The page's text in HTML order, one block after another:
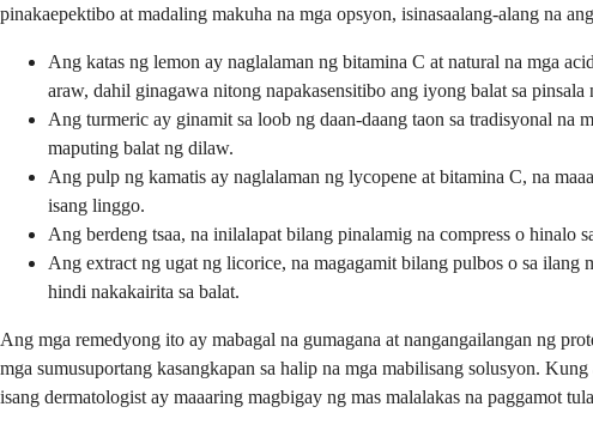
pinakaepektibo at madaling makuha na mga opsyon, isinasaalang-alang na
Ang katas ng lemon ay naglalaman ng bitamina C at natural na mga
araw, dahil ginagawa nitong napakasensitibo ang iyong balat sa pinsala
Ang turmeric ay ginamit sa loob ng daan-daang taon sa tradisyonal na
maputing balat ng dilaw.
Ang pulp ng kamatis ay naglalaman ng lycopene at bitamina C, na
isang linggo.
Ang berdeng tsaa, na inilalapat bilang pinalamig na compress o hinalo
Ang extract ng ugat ng licorice, na magagamit bilang pulbos o sa ilang
hindi nakakairita sa balat.
Ang mga remedyong ito ay mabagal na gumagana at nangangailangan ng
mga sumusuportang kasangkapan sa halip na mga mabilisang solusyon.
isang dermatologist ay maaaring magbigay ng mas malalakas na paggamot